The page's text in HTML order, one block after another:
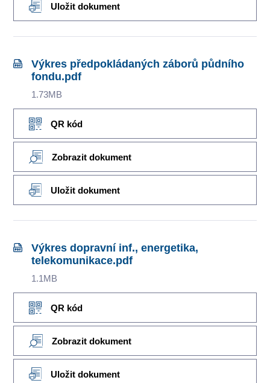
Uložit dokument
Výkres předpokládaných záborů půdního
fondu.pdf
1.73MB
QR kód
Zobrazit dokument
Uložit dokument
Výkres dopravní inf., energetika,
telekomunikace.pdf
1.1MB
QR kód
Zobrazit dokument
Uložit dokument